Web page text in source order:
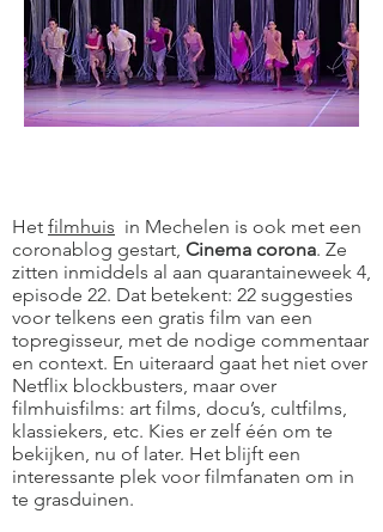
Het filmhuis in Mechelen is ook met een
coronablog gestart, Cinema corona. Ze
zitten inmiddels al aan quarantaineweek 4,
episode 22. Dat betekent: 22 suggesties
voor telkens een gratis film van een
topregisseur, met de nodige commentaar
en context. En uiteraard gaat het niet over
Netflix blockbusters, maar over
filmhuisfilms: art films, docu’s, cultfilms,
klassiekers, etc. Kies er zelf één om te
bekijken, nu of later. Het blijft een
interessante plek voor filmfanaten om in
te grasduinen.